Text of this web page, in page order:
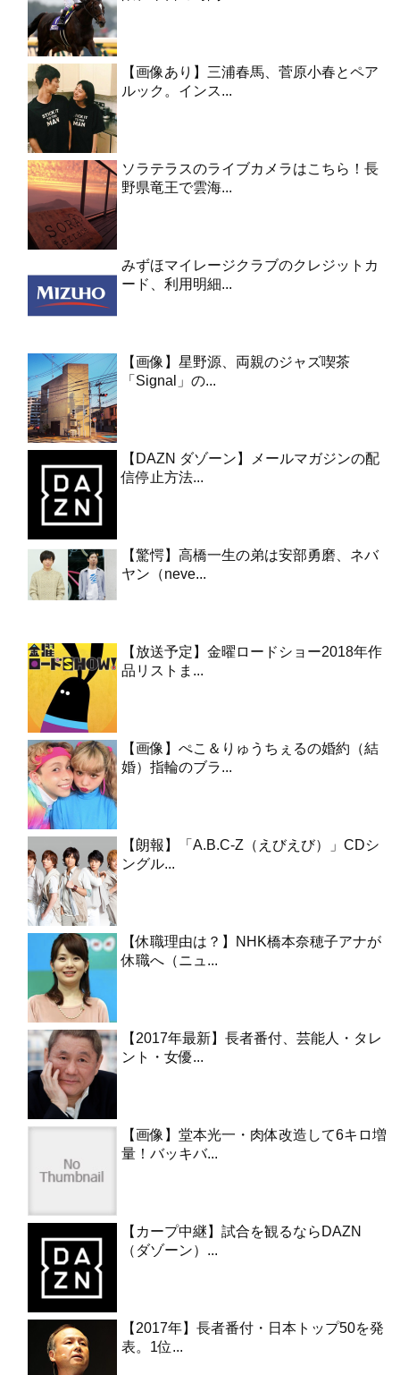
【画像あり】三浦春馬、菅原小春とペア
ルック。インス...
ソラテラスのライブカメラはこちら！長
野県竜王で雲海...
みずほマイレージクラブのクレジットカ
ード、利用明細...
【画像】星野源、両親のジャズ喫茶
「Signal」の...
【DAZN ダゾーン】メールマガジンの配
信停止方法...
【驚愕】高橋一生の弟は安部勇磨、ネバ
ヤン（neve...
【放送予定】金曜ロードショー2018年作
品リストま...
【画像】ぺこ＆りゅうちぇるの婚約（結
婚）指輪のブラ...
【朗報】「A.B.C-Z（えびえび）」CDシ
ングル...
【休職理由は？】NHK橋本奈穂子アナが
休職へ（ニュ...
【2017年最新】長者番付、芸能人・タレ
ント・女優...
【画像】堂本光一・肉体改造して6キロ増
量！バッキバ...
【カープ中継】試合を観るならDAZN
（ダゾーン）...
【2017年】長者番付・日本トップ50を発
表。1位...